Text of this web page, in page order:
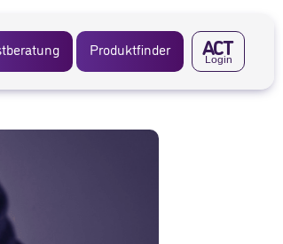
Produktfinder A CT
Login